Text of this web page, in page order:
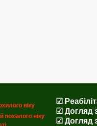
віку
віку
☑
☑ Догляд
☑ Догляд